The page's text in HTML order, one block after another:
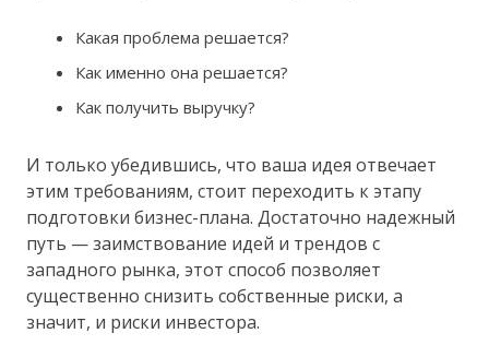
Какая проблема решается?
Как именно она решается?
Как получить выручку?
И только убедившись, что ваша идея отвечает
этим требованиям, стоит переходить к этапу
подготовки бизнес-плана. Достаточно надежный
путь — заимствование идей и трендов с
западного рынка, этот способ позволяет
существенно снизить собственные риски, а
значит, и риски инвестора.